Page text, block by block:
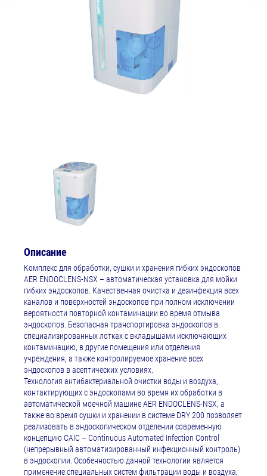
Описание
Комплекс для обработки, сушки и хранения гибких эндоскопов
AER ENDOCLENS-NSX – автоматическая установка для мойки
гибких эндоскопов. Качественная очистка и дезинфекция всех
каналов и поверхностей эндоскопов при полном исключении
вероятности повторной контаминации во время отмыва
эндоскопов. Безопасная транспортировка эндоскопов в
специализированных лотках с вкладышами исключающих
контаминацию, в другие помещения или отделения
учреждения, а также контролируемое хранение всех
эндоскопов в асептических условиях.
Технология антибактериальной очистки воды и воздуха,
контактирующих с эндоскопами во время их обработки в
автоматической моечной машине AER ENDOCLENS-NSX, а
также во время сушки и хранении в системе DRY 200 позволяет
реализовать в эндоскопическом отделении современную
концепцию CAIC – Continuous Automated Infection Control
(непрерывный автоматизированный инфекционный контроль)
в эндоскопии. Особенностью данной технологии является
применение специальных систем фильтрации воды и воздуха,